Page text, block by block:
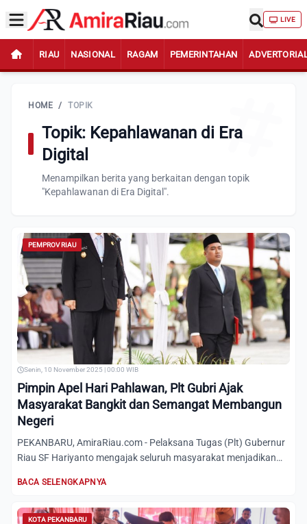
LIVE
RIAU NASIONAL RAGAM PEMERINTAHAN
HOME / TOPIK
Topik: Kepahlawanan di Era
Digital
Menampilkan berita yang berkaitan dengan topik
"Kepahlawanan di Era Digital".
PEMPROV RIAU
Senin, 10 November 2025 | 00:00 WIB
Pimpin Apel Hari Pahlawan, Plt Gubri Ajak
Masyarakat Bangkit dan Semangat Membangun
Negeri
PEKANBARU, AmiraRiau.com - Pelaksana Tugas (Plt) Gubernur
Riau SF Hariyanto mengajak seluruh masyarakat menjadikan
BACA SELENGKAPNYA
KOTA PEKANBARU